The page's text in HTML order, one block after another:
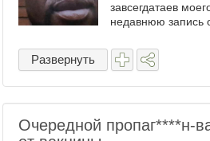
завсегдатаев
недавнюю запись
Он касается
внутреннего
диссоциативного ...
Развернуть
Очередной пропаг​****н-